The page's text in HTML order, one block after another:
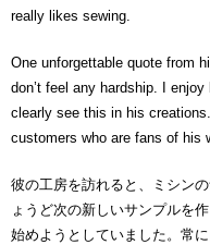
really likes sewing.
One unforgettable quote from
don’t feel any hardship. I
clearly see this in his
customers who are fans of his
彼の工房を訪れると、ミシン
ょうど次の新しいサンプルを
始めようとしていました。常